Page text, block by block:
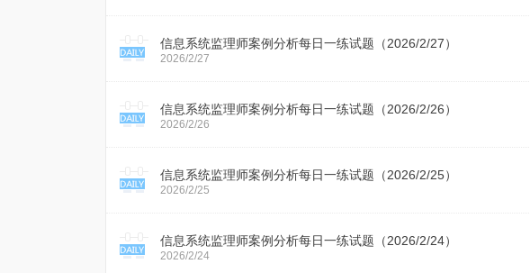
信息系统监理师案例分析每日一练试题（2026/2/27）
2026/2/27
信息系统监理师案例分析每日一练试题（2026/2/26）
2026/2/26
信息系统监理师案例分析每日一练试题（2026/2/25）
2026/2/25
信息系统监理师案例分析每日一练试题（2026/2/24）
2026/2/24